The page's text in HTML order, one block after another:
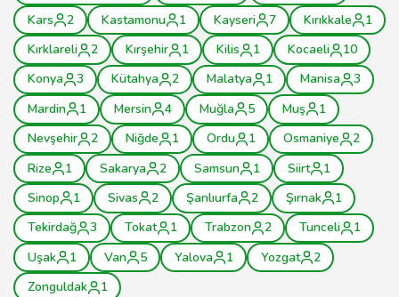
Kars
2 Kastamonu 1 Kayseri 7 Kırıkkale
1
Kırklareli
2 Kırşehir 1 Kilis 1 Kocaeli
10
Konya
3 Kütahya 2 Malatya 1 Manisa
3
Mardin
1 Mersin 4 Muğla 5 Muş
1
Nevşehir
2 Niğde 1 Ordu 1 Osmaniye
2
Rize
1 Sakarya 2 Samsun 1 Siirt
1
Sinop
1 Sivas 2 Şanlıurfa 2 Şırnak
1
Tekirdağ
3 Tokat 1 Trabzon 2 Tunceli
1
Uşak
1 Van 5 Yalova 1 Yozgat
2
Zonguldak
1